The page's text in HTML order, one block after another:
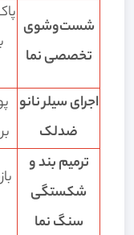
شست‌وشوی
تخصصی نما
اجرای سیلر نانو
ضدلک
ترمیم بند و
شکستگی
سنگ نما